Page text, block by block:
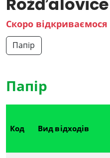
Скоро відкриваємося
Папір
Папір
Код Вид відходів